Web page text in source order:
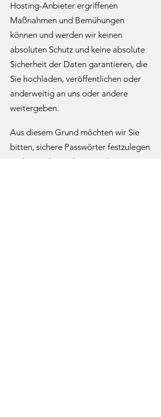
Hosting-Anbieter ergriffenen
Maßnahmen und Bemühungen
können und werden wir keinen
absoluten Schutz und keine absolute
Sicherheit der Daten garantieren, die
Sie hochladen, veröffentlichen oder
anderweitig an uns oder andere
weitergeben.
Aus diesem Grund möchten wir Sie
bitten, sichere Passwörter festzulegen
und uns oder anderen nach